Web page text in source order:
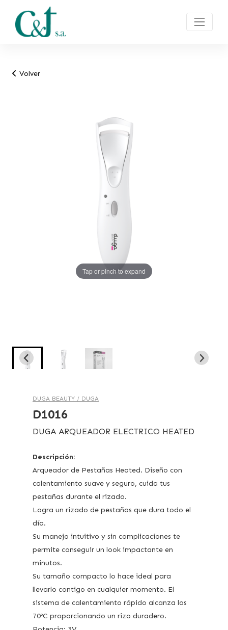
Volver
Tap or pinch to expand
Tap or pinch to expand
Tap or pinch to expand
DUGA BEAUTY / DUGA
D1016
DUGA ARQUEADOR ELECTRICO HEATED
Descripción:
Arqueador de Pestañas Heated. Diseño con
calentamiento suave y seguro, cuida tus
pestañas durante el rizado.
Logra un rizado de pestañas que dura todo el
día.
Su manejo intuitivo y sin complicaciones te
permite conseguir un look impactante en
minutos.
Su tamaño compacto lo hace ideal para
llevarlo contigo en cualquier momento. El
sistema de calentamiento rápido alcanza los
70ºC proporcionando un rizo duradero.